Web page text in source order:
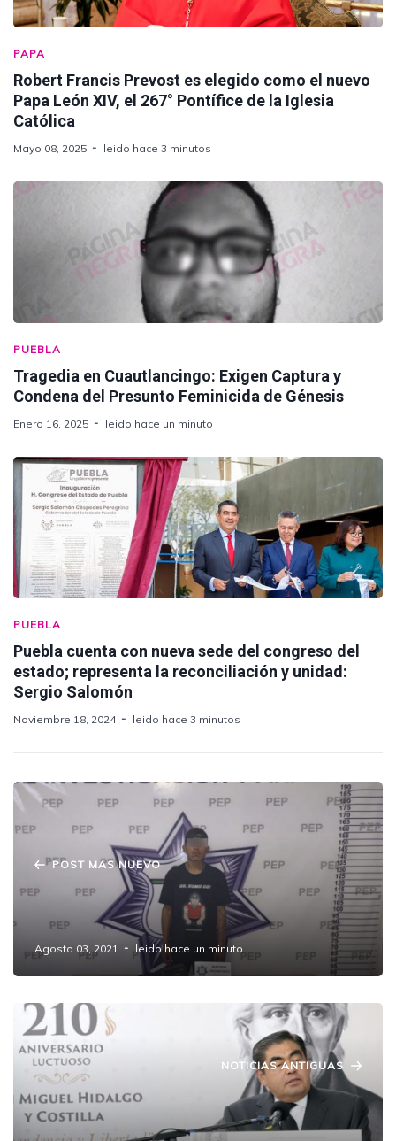
PAPA
Robert Francis Prevost es elegido como el nuevo
Papa León XIV, el 267° Pontífice de la Iglesia
Católica
Mayo 08, 2025 leido hace 3 minutos
PUEBLA
Tragedia en Cuautlancingo: Exigen Captura y
Condena del Presunto Feminicida de Génesis
Enero 16, 2025 leido hace un minuto
PUEBLA
Puebla cuenta con nueva sede del congreso del
estado; representa la reconciliación y unidad:
Sergio Salomón
Noviembre 18, 2024 leido hace 3 minutos
POST MAS NUEVO
Detiene Policía Estatal a hombre con más de
200 pastillas psicotrópicas
Agosto 03, 2021 leido hace un minuto
NOTICIAS ANTIGUAS
Mantenemos rumbo, claridad y firmeza en
Puebla a dos años del inicio del Gobierno